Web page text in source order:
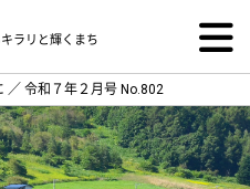
ラリと輝くまち
／ 令和７年２月号 No.802